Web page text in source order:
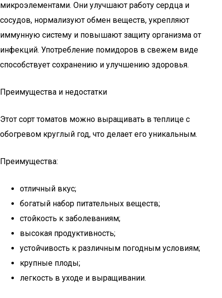
микроэлементами. Они улучшают работу сердца и
сосудов, нормализуют обмен веществ, укрепляют
иммунную систему и повышают защиту организма от
инфекций. Употребление помидоров в свежем виде
способствует сохранению и улучшению здоровья.
Преимущества и недостатки
Этот сорт томатов можно выращивать в теплице с
обогревом круглый год, что делает его уникальным.
Преимущества:
отличный вкус;
богатый набор питательных веществ;
стойкость к заболеваниям;
высокая продуктивность;
устойчивость к различным погодным условиям;
крупные плоды;
легкость в уходе и выращивании.